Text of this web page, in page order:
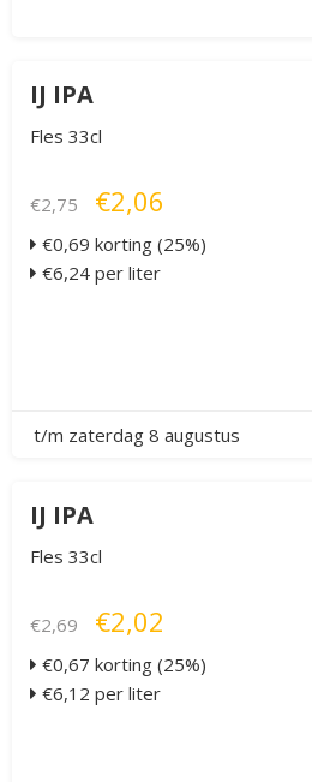
IJ IPA
Fles 33cl
€2,75 €2,06
€0,69 korting (25%)
€6,24 per liter
t/m zaterdag 8 augustus
IJ IPA
Fles 33cl
€2,69 €2,02
€0,67 korting (25%)
€6,12 per liter